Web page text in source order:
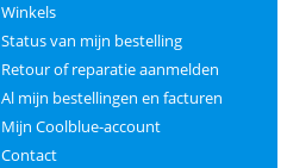
Winkels
Status van mijn bestelling
Retour of reparatie aanmelden
Al mijn bestellingen en facturen
Mijn Coolblue-account
Contact